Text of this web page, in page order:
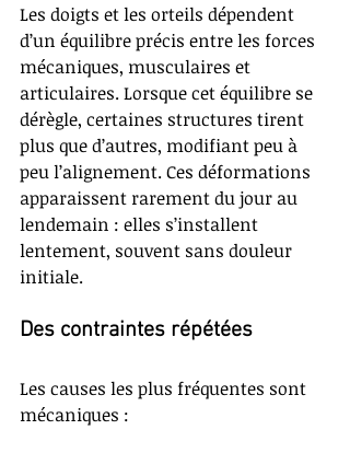
Les doigts et les orteils dépendent
d’un équilibre précis entre les forces
mécaniques, musculaires et
articulaires. Lorsque cet équilibre se
dérègle, certaines structures tirent
plus que d’autres, modifiant peu à
peu l’alignement. Ces déformations
apparaissent rarement du jour au
lendemain : elles s’installent
lentement, souvent sans douleur
initiale.
Des contraintes répétées
Les causes les plus fréquentes sont
mécaniques :